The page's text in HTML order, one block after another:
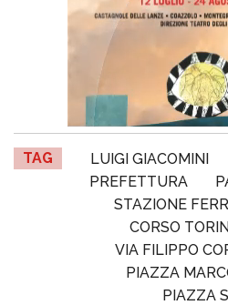
TAG LUIGI GIACOMINI
PREFETTURA
STAZIONE
CORSO
VIA FILIPPO
PIAZZA
PIAZZA